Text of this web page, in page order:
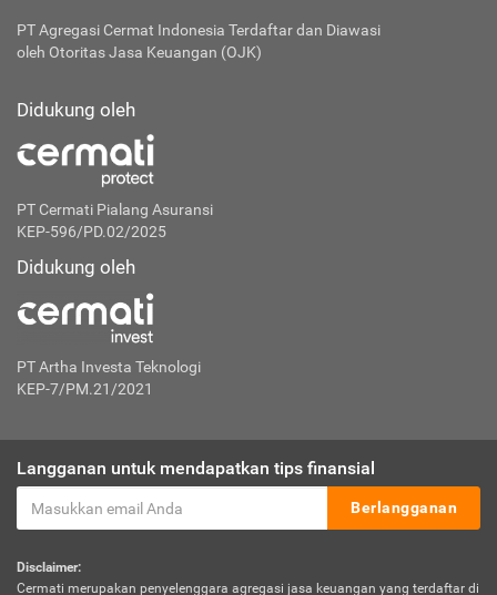
PT Agregasi Cermat Indonesia Terdaftar dan Diawasi
oleh Otoritas Jasa Keuangan (OJK)
Didukung oleh
PT Cermati Pialang Asuransi
KEP-596/PD.02/2025
Didukung oleh
PT Artha Investa Teknologi
KEP-7/PM.21/2021
Langganan untuk mendapatkan tips finansial
Berlangganan
Disclaimer:
Cermati merupakan penyelenggara agregasi jasa keuangan yang terdaftar di